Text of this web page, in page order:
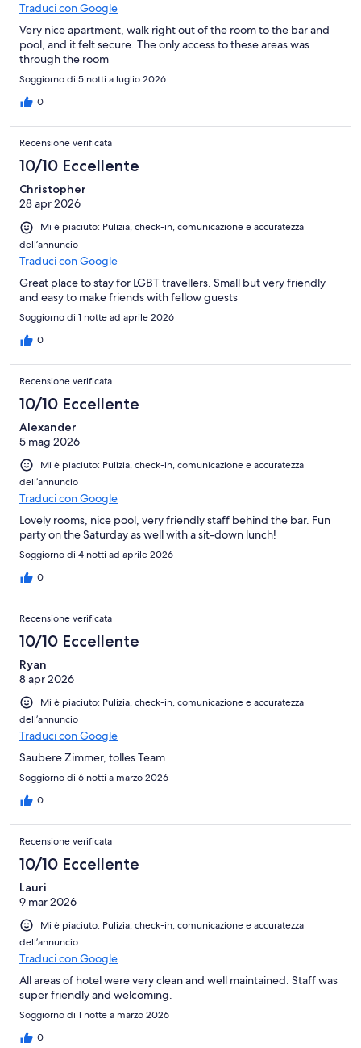
Traduci con Google
Very nice apartment, walk right out of the room to the bar and
pool, and it felt secure. The only access to these areas was
through the room
Soggiorno di 5 notti a luglio 2026
0
Recensione verificata
10/10 Eccellente
Christopher
28 apr 2026
Mi è piaciuto: Pulizia, check-in, comunicazione e accuratezza
dell’annuncio
Traduci con Google
Great place to stay for LGBT travellers. Small but very friendly
and easy to make friends with fellow guests
Soggiorno di 1 notte ad aprile 2026
0
Recensione verificata
10/10 Eccellente
Alexander
5 mag 2026
Mi è piaciuto: Pulizia, check-in, comunicazione e accuratezza
dell’annuncio
Traduci con Google
Lovely rooms, nice pool, very friendly staff behind the bar. Fun
party on the Saturday as well with a sit-down lunch!
Soggiorno di 4 notti ad aprile 2026
0
Recensione verificata
10/10 Eccellente
Ryan
8 apr 2026
Mi è piaciuto: Pulizia, check-in, comunicazione e accuratezza
dell’annuncio
Traduci con Google
Saubere Zimmer, tolles Team
Soggiorno di 6 notti a marzo 2026
0
Recensione verificata
10/10 Eccellente
Lauri
9 mar 2026
Mi è piaciuto: Pulizia, check-in, comunicazione e accuratezza
dell’annuncio
Traduci con Google
All areas of hotel were very clean and well maintained. Staff was
super friendly and welcoming.
Soggiorno di 1 notte a marzo 2026
0